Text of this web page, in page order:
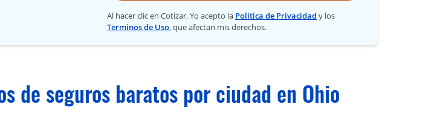
Al hacer clic en Cotizar, Yo acepto la Politica de Privacidad y los
Terminos de Uso, que afectan mis derechos.
de seguros baratos por ciudad en Ohio